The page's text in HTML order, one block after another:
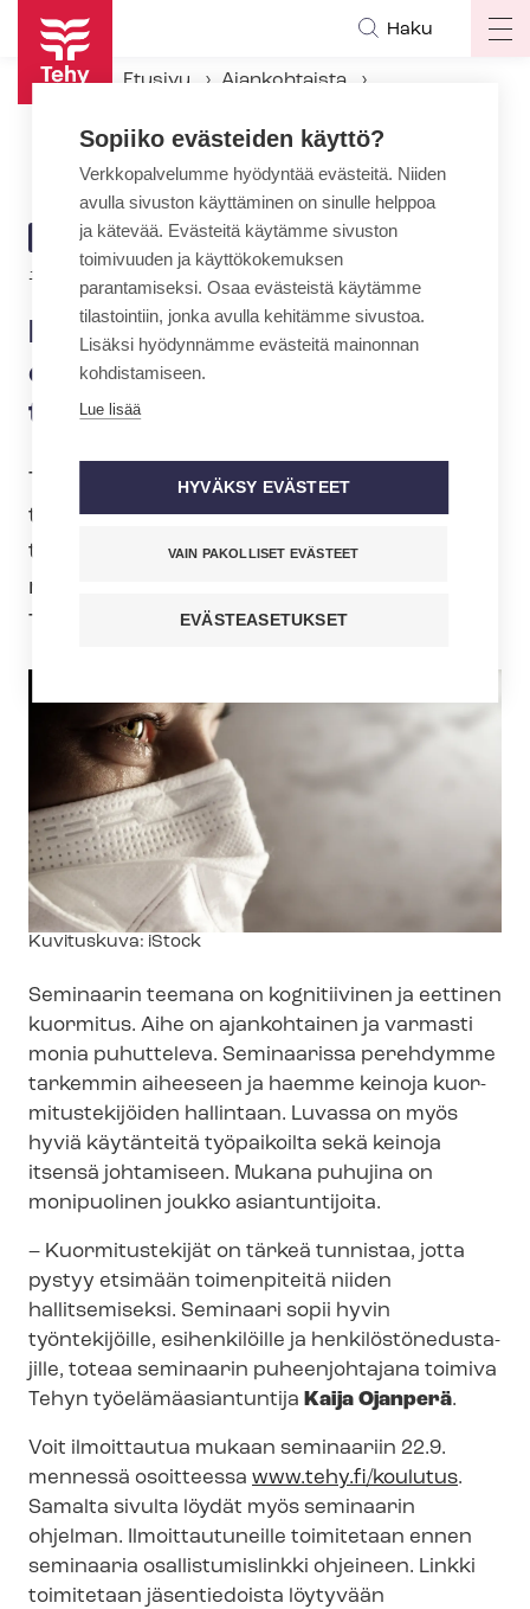
Hyppää
pääsisältöön
Haku
Etusivu
Ajankohtaista
Mitä tehdä kognitiiviselle ja eettiselle kuormitukselle? – tervetuloa teemaseminaariin
ARTIKKELIN
KATEGORIA
AJANKOHTAISTA
17.6.2021 | 7:24
Mitä tehdä kognitiiviselle ja
eettiselle kuormitukselle? –
tervetuloa teemaseminaariin
Tehy järjestää keskiviikkona 29.9.
teemaseminaarin. Seminaari
toteutetaan verkossa. Tervetuloa
mukaan! Tilaisuus on avoin ihan kaikille
Tehyn jäsenille.
Kuvateksti
Kuvituskuva: iStock
Seminaarin teemana on kognitiivinen ja eettinen
kuormitus. Aihe on ajankohtainen ja varmasti
monia puhutteleva. Seminaarissa perehdymme
tarkemmin aiheeseen ja haemme keinoja kuor­
mi­tus­te­ki­jöi­den hallintaan. Luvassa on myös
hyviä käytänteitä työpaikoilta sekä keinoja
itsensä johtamiseen. Mukana puhujina on
monipuolinen joukko asiantuntijoita.
– Kuormitustekijät on tärkeä tunnistaa, jotta
pystyy etsimään toimenpiteitä niiden
hallitsemiseksi. Seminaari sopii hyvin
työntekijöille, esihenkilöille ja hen­ki­lös­tön­edus­ta­
jil­le, toteaa seminaarin puheenjohtajana toimiva
Tehyn työ­elä­mä­asian­tun­ti­ja Kaija Ojanperä.
Voit ilmoittautua mukaan seminaariin 22.9.
mennessä osoitteessa www.tehy.fi/koulutus.
Samalta sivulta löydät myös seminaarin
ohjelman. Ilmoittautuneille toimitetaan ennen
seminaaria osal­lis­tu­mis­link­ki ohjeineen. Linkki
toimitetaan jäsentiedoista löytyvään
Sopiiko evästeiden käyttö?
Verkkopalvelumme hyödyntää evästeitä. Niiden
avulla sivuston käyttäminen on sinulle helppoa
ja kätevää. Evästeitä käytämme sivuston
toimivuuden ja käyttökokemuksen
parantamiseksi. Osaa evästeistä käytämme
tilastointiin, jonka avulla kehitämme sivustoa.
Lisäksi hyödynnämme evästeitä mainonnan
kohdistamiseen.
Lue lisää
HYVÄKSY EVÄSTEET
VAIN PAKOLLISET EVÄSTEET
EVÄSTEASETUKSET